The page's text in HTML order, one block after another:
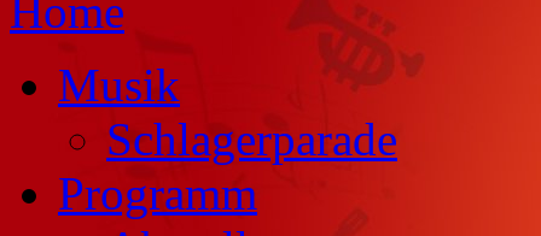
Home
Musik
Schlagerparade
Programm